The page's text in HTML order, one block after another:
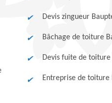
Devis zingueur
Bâchage de toiture
Devis fuite de toiture
Entreprise de toiture